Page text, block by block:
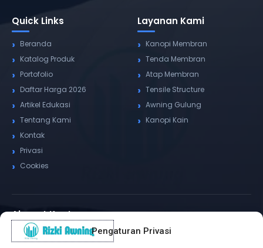
Pengaturan Privasi
Quick Links
Beranda
Katalog Produk
Portofolio
Daftar Harga 2026
Artikel Edukasi
Tentang Kami
Kontak
Privasi
Cookies
Layanan Kami
Kanopi Membran
Tenda Membran
Atap Membran
Tensile Structure
Awning Gulung
Kanopi Kain
Alamat Kantor
✆ WhatsApp / Telepon